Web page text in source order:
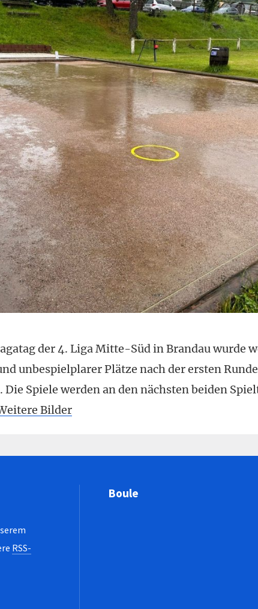
der 4. Liga Mitte-Süd in Brandau wurde
unbespielplarer Plätze nach der ersten Runde
Die Spiele werden an den nächsten beiden
Bilder
RSS-
Boule